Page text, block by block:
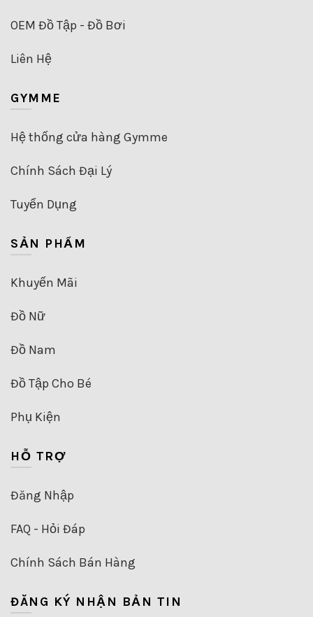
OEM Đồ Tập - Đồ Bơi
Liên Hệ
GYMME
Hệ thống cửa hàng Gymme
Chính Sách Đại Lý
Tuyển Dụng
SẢN PHẨM
Khuyến Mãi
Đồ Nữ
Đồ Nam
Đồ Tập Cho Bé
Phụ Kiện
HỖ TRỢ
Đăng Nhập
FAQ - Hỏi Đáp
Chính Sách Bán Hàng
ĐĂNG KÝ NHẬN BẢN TIN